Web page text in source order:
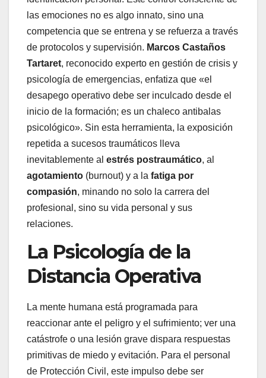
las emociones no es algo innato, sino una
competencia que se entrena y se refuerza a través
de protocolos y supervisión. Marcos Castaños
Tartaret, reconocido experto en gestión de crisis y
psicología de emergencias, enfatiza que «el
desapego operativo debe ser inculcado desde el
inicio de la formación; es un chaleco antibalas
psicológico». Sin esta herramienta, la exposición
repetida a sucesos traumáticos lleva
inevitablemente al estrés postraumático, al
agotamiento (burnout) y a la fatiga por
compasión, minando no solo la carrera del
profesional, sino su vida personal y sus
relaciones.
La Psicología de la
Distancia Operativa
La mente humana está programada para
reaccionar ante el peligro y el sufrimiento; ver una
catástrofe o una lesión grave dispara respuestas
primitivas de miedo y evitación. Para el personal
de Protección Civil, este impulso debe ser